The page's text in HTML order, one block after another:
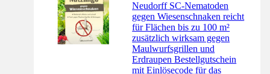
Neudorff SC-Nematoden
gegen Wiesenschnaken reicht
für Flächen bis zu 100 m²
zusätzlich wirksam gegen
Maulwurfsgrillen und
Erdraupen Bestellgutschein
mit Einlösecode für das